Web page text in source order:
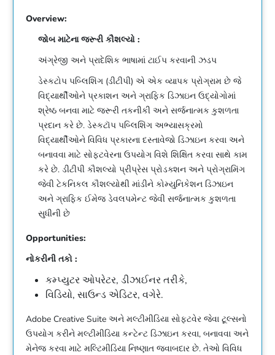
Overview:
જોબ માટેના જરૂરી કૌશલ્યો :
અંગ્રેજી અને પ્રાદેશિક ભાષામાં ટાઈપ કરવાની ઝડપ
ડેસ્કટોપ પબ્લિશિંગ (ડીટીપી) એ એક વ્યાપક પ્રોગ્રામ છે જે
વિદ્યાર્થીઓને પ્રકાશન અને ગ્રાફિક ડિઝાઇન ઉદ્યોગોમાં
શ્રેષ્ઠ બનવા માટે જરૂરી તકનીકી અને સર્જનાત્મક કુશળતા
પ્રદાન કરે છે. ડેસ્કટૉપ પબ્લિશિંગ અભ્યાસક્રમો
વિદ્યાર્થીઓને વિવિધ પ્રકારના દસ્તાવેજો ડિઝાઇન કરવા અને
બનાવવા માટે સોફ્ટવેરના ઉપયોગ વિશે શિક્ષિત કરવા સાથે કામ
કરે છે. ડીટીપી કૌશલ્યો પ્રીપ્રેસ પ્રોડક્શન અને પ્રોગ્રામિંગ
જેવી ટેકનિકલ કૌશલ્યોથી માંડીને કોમ્યુનિકેશન ડિઝાઇન
અને ગ્રાફિક ઈમેજ ડેવલપમેન્ટ જેવી સર્જનાત્મક કુશળતા
સુધીની છે
Opportunities:
નોકરીની તકો :
કમ્પ્યુટર ઓપરેટર, ડીઝાઈનર તરીકે,
વિડિયો, સાઉન્ડ એડિટર, વગેરે.
Adobe Creative Suite અને મલ્ટીમીડિયા સોફ્ટવેર જેવા ટૂલ્સનો
ઉપયોગ કરીને મલ્ટીમીડિયા કન્ટેન્ટ ડિઝાઇન કરવા, બનાવવા અને
મેનેજ કરવા માટે મલ્ટિમીડિયા નિષ્ણાત જવાબદાર છે. તેઓ વિવિધ